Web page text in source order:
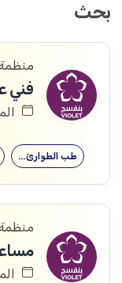
بحث
فني
طب الطوارئ…